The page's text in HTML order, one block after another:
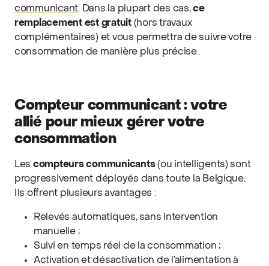
communicant. Dans la plupart des cas,ce
remplacement est gratuit(hors travaux
complémentaires) et vous permettra de suivre votre
consommation de manière plus précise.
Compteur communicant : votre
allié pour mieux gérer votre
consommation
Les compteurs communicants(ou intelligents) sont
progressivement déployés dans toute la Belgique.
Ils offrent plusieurs avantages :
Relevés automatiques, sans intervention
manuelle ;
Suivi en temps réel de la consommation ;
Activation et désactivation de l’alimentation à